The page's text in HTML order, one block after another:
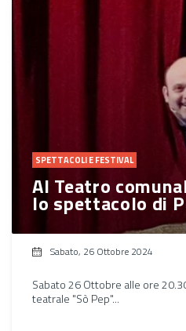
SPETTACOLI E FESTIVAL
Al Teatro
lo spettacolo di
Sabato, 26 Ottobre 2024
Sabato 26 Ottobre alle ore
teatrale "Sò Pep"...